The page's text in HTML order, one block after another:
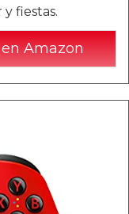
fiestas.
Amazon